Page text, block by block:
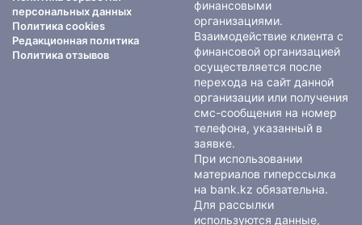
персональных данных
Политика cookies
Редакционная политика
Политика отзывов
финансовыми
организациями.
Взаимодействие клиента с
финансовой организацией
осуществляется после
перехода на сайт данной
организации или получения
смс-сообщения на номер
телефона, указанный в
заявке.
При использовании
материалов гиперссылка
на bank.kz обязательна.
Для рассылки
используются данные,